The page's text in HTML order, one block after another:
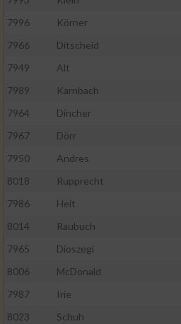
7996
Körner
7966
Ditscheid
7949
Alt
7989
Karnbach
7964
Dincher
7967
Dörr
7950
Andres
8018
Rupprecht
7986
Heit
8014
Raubuch
7965
Dioszegi
8006
McDonald
7987
Irie
8023
Schuh